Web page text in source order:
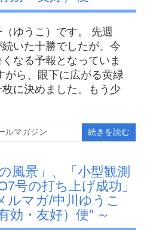
ゆうこ）です。 先週
いた十勝でしたが、今
なる予報となっていま
がら、眼下に広がる黄緑
に決めました。もう少
ルマガジン 続きを読む
風景」、「小型観測
号の打ち上げ成功」
ルマガ/中川ゆうこ
効・友好）便” ～